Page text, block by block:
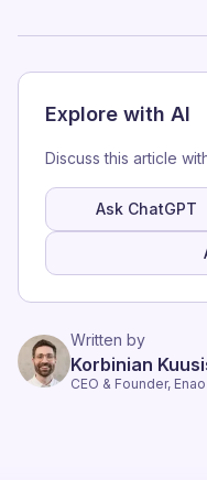
Explore with AI
Discuss this article
Ask ChatGPT
Written by
Korbinian
CEO & Founder,